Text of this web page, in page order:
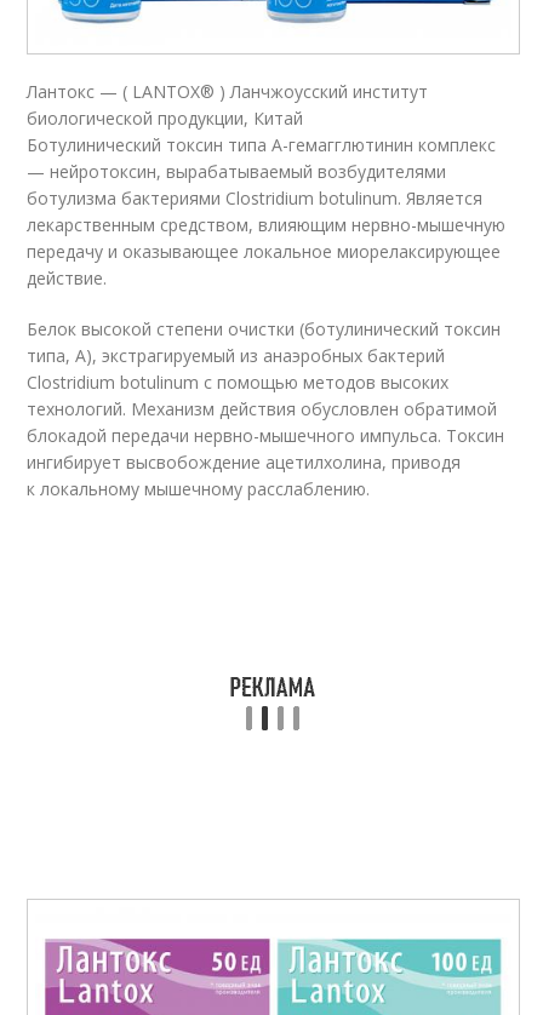
Лантокс — ( LANTOX® ) Ланчжоусский институт
биологической продукции, Китай
Ботулинический токсин типа A-гемагглютинин комплекс
— нейротоксин, вырабатываемый возбудителями
ботулизма бактериями Clostridium botulinum. Является
лекарственным средством, влияющим нервно-мышечную
передачу и оказывающее локальное миорелаксирующее
действие.
Белок высокой степени очистки (ботулинический токсин
типа, А), экстрагируемый из анаэробных бактерий
Clostridium botulinum с помощью методов высоких
технологий. Механизм действия обусловлен обратимой
блокадой передачи нервно-мышечного импульса. Токсин
ингибирует высвобождение ацетилхолина, приводя
к локальному мышечному расслаблению.